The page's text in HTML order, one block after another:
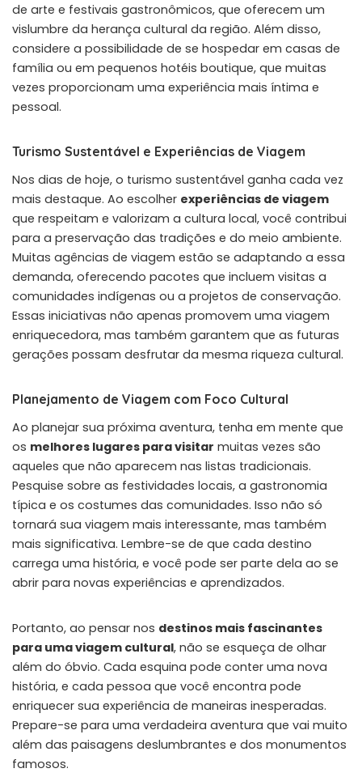
de arte e festivais gastronômicos, que oferecem um
vislumbre da herança cultural da região. Além disso,
considere a possibilidade de se hospedar em casas de
família ou em pequenos hotéis boutique, que muitas
vezes proporcionam uma experiência mais íntima e
pessoal.
Turismo Sustentável e Experiências de Viagem
Nos dias de hoje, o turismo sustentável ganha cada vez
mais destaque. Ao escolher experiências de viagem
que respeitam e valorizam a cultura local, você contribui
para a preservação das tradições e do meio ambiente.
Muitas agências de viagem estão se adaptando a essa
demanda, oferecendo pacotes que incluem visitas a
comunidades indígenas ou a projetos de conservação.
Essas iniciativas não apenas promovem uma viagem
enriquecedora, mas também garantem que as futuras
gerações possam desfrutar da mesma riqueza cultural.
Planejamento de Viagem com Foco Cultural
Ao planejar sua próxima aventura, tenha em mente que
os melhores lugares para visitar muitas vezes são
aqueles que não aparecem nas listas tradicionais.
Pesquise sobre as festividades locais, a gastronomia
típica e os costumes das comunidades. Isso não só
tornará sua viagem mais interessante, mas também
mais significativa. Lembre-se de que cada destino
carrega uma história, e você pode ser parte dela ao se
abrir para novas experiências e aprendizados.
Portanto, ao pensar nos destinos mais fascinantes
para uma viagem cultural, não se esqueça de olhar
além do óbvio. Cada esquina pode conter uma nova
história, e cada pessoa que você encontra pode
enriquecer sua experiência de maneiras inesperadas.
Prepare-se para uma verdadeira aventura que vai muito
além das paisagens deslumbrantes e dos monumentos
famosos.